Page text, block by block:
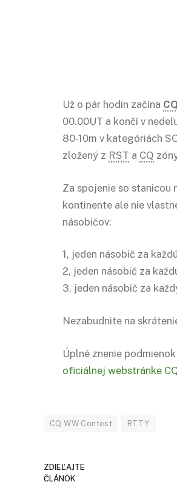
Už o pár hodín začína
00.00UT a končí v
80-10m v kategóriách
zložený z RST a CQ
Za spojenie so stanicou
kontinente ale nie
násobičov:
1, jeden násobič za
2, jeden násobič za
3, jeden násobič za
Nezabudnite na
Úplné znenie
oficiálnej webstránke
CQ WW Contest RTTY
ZDIEĽAJTE
ČLÁNOK